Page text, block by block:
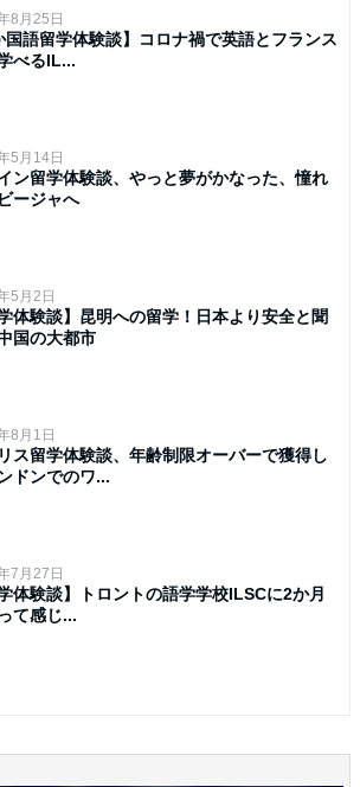
8月25日
国語留学体験談】コロナ禍で英語とフランス
べるIL...
5月14日
ン留学体験談、やっと夢がかなった、憧れ
ージャへ
5月2日
学体験談】昆明への留学！日本より安全と聞
国の大都市
8月1日
ス留学体験談、年齢制限オーバーで獲得し
ドンでのワ...
7月27日
学体験談】トロントの語学学校ILSCに2か月
て感じ...